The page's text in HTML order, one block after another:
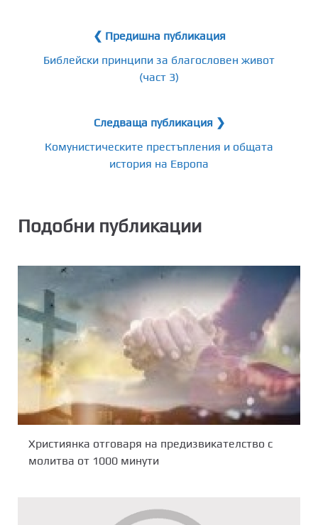
❮ Предишна публикация
Библейски принципи за благословен живот
(част 3)
Следваща публикация ❯
Комунистическите престъпления и общата
история на Европа
Подобни публикации
Християнка отговаря на предизвикателство с
молитва от 1000 минути